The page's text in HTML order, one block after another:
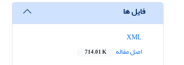
فایل ها
اصل مقاله
714.01 K